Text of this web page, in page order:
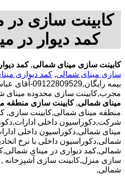
کابینت سازی در
کمد دیوار در
کابینت سازی مینای شمالی,کمد
سازی مینای شمالی, کمد دیواری
بیمه
مجرب,کابینت سازی محدوده مینای
مینای شمالی, کابینت سازی منطقه
منطقه مینای شمالی,کابینت سازی,
شرکت,دکوراسیون داخلی
مینای شمالی,دکوراسیون داخلی
شمالی,دکوراسیون داخلی با نرخ
شمالی,کمد دیواری در مینای
سازی منزل,کابینت سازی آشپزخانه ,
شمالی,